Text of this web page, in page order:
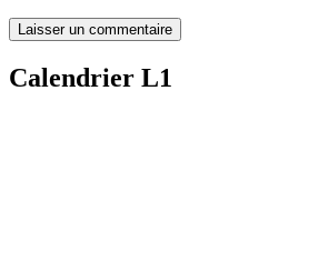
Calendrier L1